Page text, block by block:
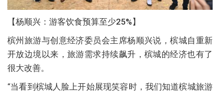
【杨顺兴：游客饮食预算至少25%】
槟州旅游与创意经济委员会主席杨顺兴说，槟城自重新
开放边境以来，旅游需求持续飙升，槟城的经济也有了
很大改善。
“当看到槟城人脸上开始展现笑容时，我们知道槟城旅游